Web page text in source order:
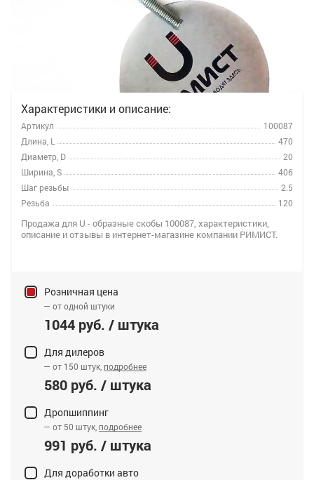
Характеристики и описание:
Артикул
100087
Длина, L
470
Диаметр, D
20
Ширина, S
406
Шаг резьбы
2.5
Резьба
120
Продажа для U - образные скобы 100087, характеристики,
описание и отзывы в интернет-магазине компании РИМИСТ.
Розничная цена
— от одной штуки
1044 руб. / штука
Для дилеров
— от 150 штук, подробнее
580 руб. / штука
Дропшиппинг
— от 50 штук, подробнее
991 руб. / штука
Для доработки авто